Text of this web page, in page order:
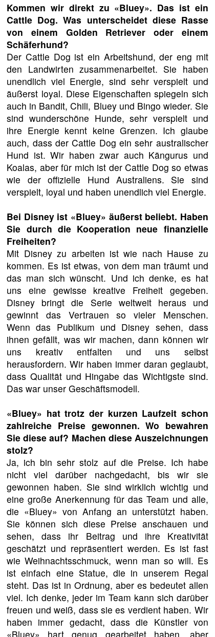
Kommen wir direkt zu «Bluey». Das ist ein
Cattle Dog. Was unterscheidet diese Rasse
von einem Golden Retriever oder einem
Schäferhund?
Der Cattle Dog ist ein Arbeitshund, der eng mit
den Landwirten zusammenarbeitet. Sie haben
unendlich viel Energie, sind sehr verspielt und
äußerst loyal. Diese Eigenschaften spiegeln sich
auch in Bandit, Chili, Bluey und Bingo wieder. Sie
sind wunderschöne Hunde, sehr verspielt und
ihre Energie kennt keine Grenzen. Ich glaube
auch, dass der Cattle Dog ein sehr australischer
Hund ist. Wir haben zwar auch Kängurus und
Koalas, aber für mich ist der Cattle Dog so etwas
wie der offizielle Hund Australiens. Sie sind
verspielt, loyal und haben unendlich viel Energie.
Bei Disney ist «Bluey» äußerst beliebt. Haben
Sie durch die Kooperation neue finanzielle
Freiheiten?
Mit Disney zu arbeiten ist wie nach Hause zu
kommen. Es ist etwas, von dem man träumt und
das man sich wünscht. Und ich denke, es hat
uns eine gewisse kreative Freiheit gegeben.
Disney bringt die Serie weltweit heraus und
gewinnt das Vertrauen so vieler Menschen.
Wenn das Publikum und Disney sehen, dass
ihnen gefällt, was wir machen, dann können wir
uns kreativ entfalten und uns selbst
herausfordern. Wir haben immer daran geglaubt,
dass Qualität und Hingabe das Wichtigste sind.
Das war unser Geschäftsmodell.
«Bluey» hat trotz der kurzen Laufzeit schon
zahlreiche Preise gewonnen. Wo bewahren
Sie diese auf? Machen diese Auszeichnungen
stolz?
Ja, ich bin sehr stolz auf die Preise. Ich habe
nicht viel darüber nachgedacht, bis wir sie
gewonnen haben. Sie sind wirklich wichtig und
eine große Anerkennung für das Team und alle,
die «Bluey» von Anfang an unterstützt haben.
Sie können sich diese Preise anschauen und
sehen, dass ihr Beitrag und ihre Kreativität
geschätzt und repräsentiert werden. Es ist fast
wie Weihnachtsschmuck, wenn man so will. Es
ist einfach eine Statue, die in unserem Regal
steht. Das ist in Ordnung, aber es bedeutet allen
viel. Ich denke, jeder im Team kann sich darüber
freuen und weiß, dass sie es verdient haben. Wir
haben immer gedacht, dass die Künstler von
«Bluey» hart genug gearbeitet haben, aber